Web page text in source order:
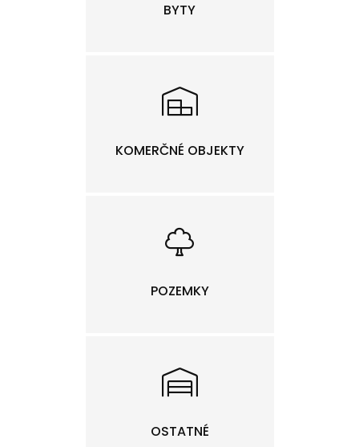
BYTY
KOMERČNÉ OBJEKTY
POZEMKY
OSTATNÉ